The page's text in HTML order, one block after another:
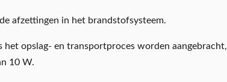
afzettingen in het brandstofsysteem.
opslag- en transportproces worden aangebracht,
10 W.